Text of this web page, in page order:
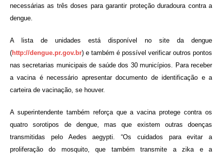
necessárias as três doses para garantir proteção duradoura contra a
dengue.
A lista de unidades está disponível no site da dengue
(http://dengue.pr.gov.br) e também é possível verificar outros pontos
nas secretarias municipais de saúde dos 30 municípios. Para receber
a vacina é necessário apresentar documento de identificação e a
carteira de vacinação, se houver.
A superintendente também reforça que a vacina protege contra os
quatro sorotipos de dengue, mas que existem outras doenças
transmitidas pelo Aedes aegypti. “Os cuidados para evitar a
proliferação do mosquito, que também transmite a zika e a